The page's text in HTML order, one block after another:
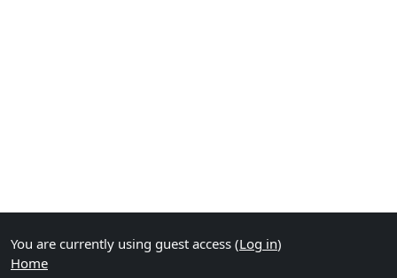
You are currently using guest access (Log in)
Home